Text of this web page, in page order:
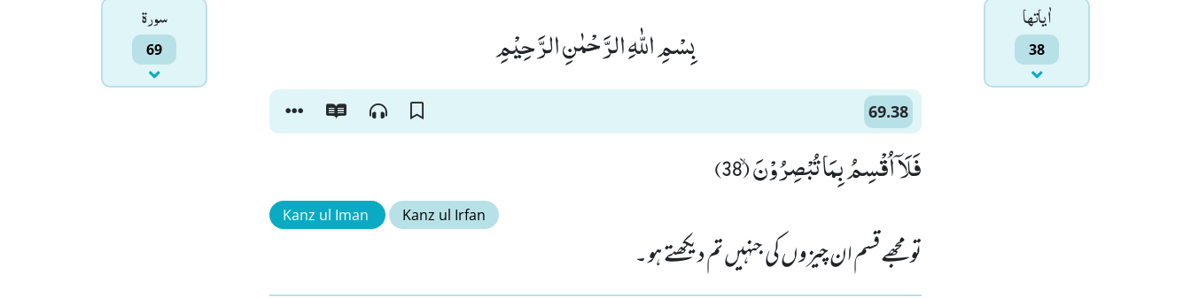
سورۃ
69
اٰياتها
38 بِسْمِ اللّٰهِ الرَّحْمٰنِ الرَّحِیْمِ
69.38
فَلَاۤ اُقْسِمُ بِمَا تُبْصِرُوْنَۙ (38)
Kanz ul Iman Kanz ul Irfan
تو مجھے قسم ان چیزوں کی جنہیں تم دیکھتے ہو ۔